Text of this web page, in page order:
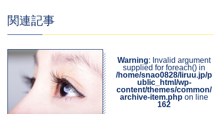
関連記事
Warning: Invalid argument
supplied for foreach() in
/home/snao0828/liruu.jp/p
ublic_html/wp-
content/themes/common/
archive-item.php on line
162